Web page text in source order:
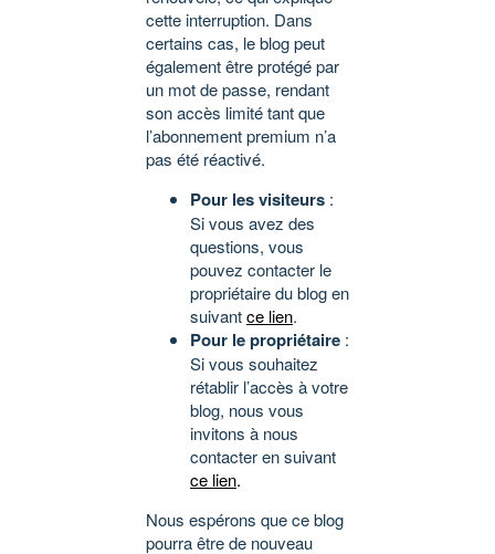
cette interruption. Dans
certains cas, le blog peut
également être protégé par
un mot de passe, rendant
son accès limité tant que
l’abonnement premium n’a
pas été réactivé.
Pour les visiteurs :
Si vous avez des
questions, vous
pouvez contacter le
propriétaire du blog en
suivantce lien.
Pour le propriétaire :
Si vous souhaitez
rétablir l’accès à votre
blog, nous vous
invitons à nous
contacter en suivant
ce lien.
Nous espérons que ce blog
pourra être de nouveau